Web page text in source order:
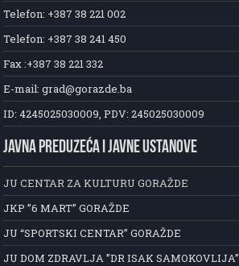
Telefon: +387 38 221 002
Telefon: +387 38 241 450
Fax :+387 38 221 332
E-mail: grad@gorazde.ba
ID: 4245025030009, PDV: 245025030009
JAVNA PREDUZEĆA I JAVNE USTANOVE
JU CENTAR ZA KULTURU GORAŽDE
JKP ”6 MART” GORAŽDE
JU “SPORTSKI CENTAR” GORAŽDE
JU DOM ZDRAVLJA ”DR ISAK SAMOKOVLIJA”